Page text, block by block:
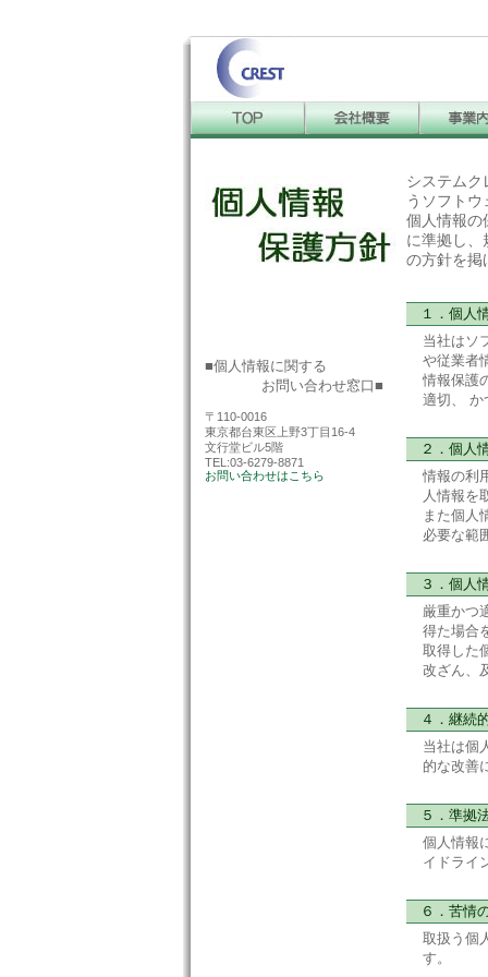
■個人情報に関する
お問い合わせ窓口■
〒110-0016
東京都台東区上野3丁目16-4
文行堂ビル5階
TEL:03-6279-8871
お問い合わせはこちら
システムク
うソフト
個人情報の
に準拠し、
の方針を掲
１．個人
当社はソ
や従業者
情報保護
適切、 か
２．個人
情報の利
人情報を
また個人
必要な範
３．個人
厳重かつ
得た場合
取得した
改ざん、
４．継続
当社は個
的な改善
５．準拠
個人情報
イドライ
６．苦情
取扱う個
す。